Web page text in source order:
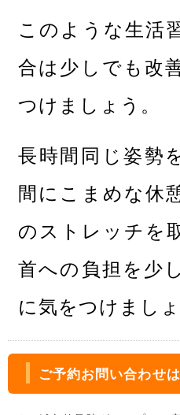
このような生活
合は少しでも改
つけましょう。
長時間同じ姿勢
間にこまめな休
のストレッチを
首への負担を少
に気をつけまし
ご予約お問い合わせ